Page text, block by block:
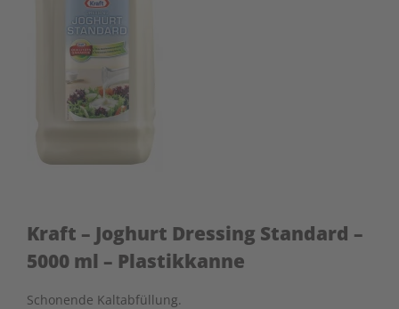
Kraft – Joghurt Dressing Standard –
5000 ml – Plastikkanne
Schonende Kaltabfüllung.